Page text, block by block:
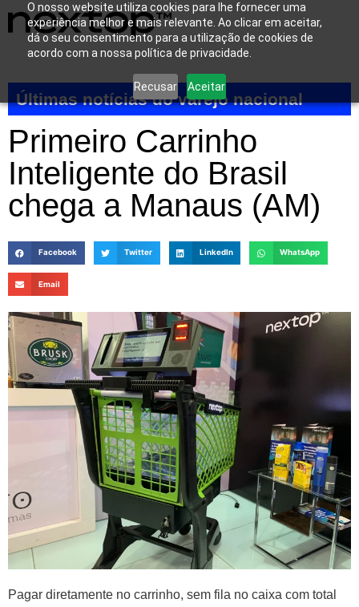
O nosso website utiliza cookies para lhe fornecer uma
experiência melhor e mais relevante. Ao clicar em aceitar,
dá o seu consentimento para a utilização de cookies de
acordo com a nossa política de privacidade.
Recusar Aceitar
Últimas notícias do varejo nacional
Primeiro Carrinho
Inteligente do Brasil
chega a Manaus (AM)
Facebook Twitter LinkedIn WhatsApp
Email
Pagar diretamente no carrinho, sem fila no caixa com total